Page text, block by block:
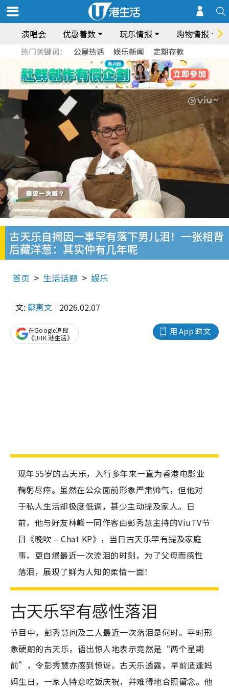
演唱会 优惠着数 玩乐情报 购物情报
热门关键词： 公屋热话 娱乐新闻 定期存款
古天乐自揭因一事罕有落下男儿泪！一张相背
后藏洋葱：其实仲有几年呢
首页 生活话题 娱乐
文: 鄭惠文 2026.02.07
用 App 睇文
在Google追蹤
《UHK 港生活》
现年55岁的古天乐，入行多年来一直为香港电影业
鞠躬尽瘁。虽然在公众面前形象严肃帅气，但他对
于私人生活却极度低调，甚少主动提及家人。日
前，他与好友林峰一同作客由彭秀慧主持的ViuTV节
目《晚吹 – Chat KP》，当日古天乐罕有提及家庭
事，更自爆最近一次流泪的时刻，为了父母而感性
落泪，展现了鲜为人知的柔情一面！
古天乐罕有感性落泪
节目中，彭秀慧问及二人最近一次落泪是何时。平时形
象硬朗的古天乐，语出惊人地表示竟然是“两个星期
前”，令彭秀慧亦感到惊讶。古天乐透露，早前适逢妈
妈生日，一家人特意吃饭庆祝，并难得地合照留念。他